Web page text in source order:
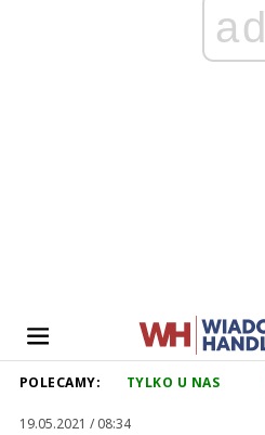
ad
POLECAMY: TYLKO U NAS
19.05.2021 / 08:34